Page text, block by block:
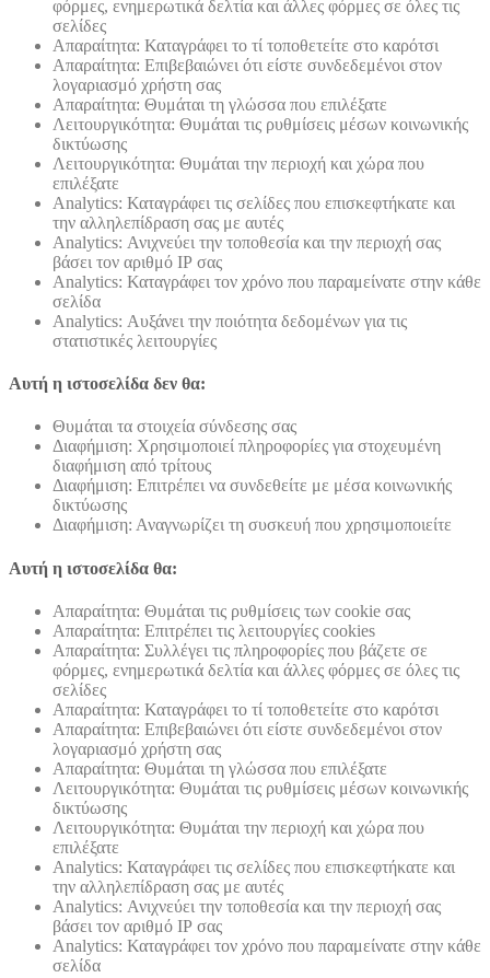
φόρμες, ενημερωτικά δελτία και άλλες φόρμες σε όλες τις
σελίδες
Απαραίτητα: Καταγράφει το τί τοποθετείτε στο καρότσι
Απαραίτητα: Επιβεβαιώνει ότι είστε συνδεδεμένοι στον
λογαριασμό χρήστη σας
Απαραίτητα: Θυμάται τη γλώσσα που επιλέξατε
Λειτουργικότητα: Θυμάται τις ρυθμίσεις μέσων κοινωνικής
δικτύωσης
Λειτουργικότητα: Θυμάται την περιοχή και χώρα που
επιλέξατε
Analytics: Καταγράφει τις σελίδες που επισκεφτήκατε και
την αλληλεπίδραση σας με αυτές
Analytics: Ανιχνεύει την τοποθεσία και την περιοχή σας
βάσει τον αριθμό ΙΡ σας
Analytics: Καταγράφει τον χρόνο που παραμείνατε στην κάθε
σελίδα
Analytics: Αυξάνει την ποιότητα δεδομένων για τις
στατιστικές λειτουργίες
Αυτή η ιστοσελίδα δεν θα:
Θυμάται τα στοιχεία σύνδεσης σας
Διαφήμιση: Χρησιμοποιεί πληροφορίες για στοχευμένη
διαφήμιση από τρίτους
Διαφήμιση: Επιτρέπει να συνδεθείτε με μέσα κοινωνικής
δικτύωσης
Διαφήμιση: Αναγνωρίζει τη συσκευή που χρησιμοποιείτε
Αυτή η ιστοσελίδα θα:
Απαραίτητα: Θυμάται τις ρυθμίσεις των cookie σας
Απαραίτητα: Επιτρέπει τις λειτουργίες cookies
Απαραίτητα: Συλλέγει τις πληροφορίες που βάζετε σε
φόρμες, ενημερωτικά δελτία και άλλες φόρμες σε όλες τις
σελίδες
Απαραίτητα: Καταγράφει το τί τοποθετείτε στο καρότσι
Απαραίτητα: Επιβεβαιώνει ότι είστε συνδεδεμένοι στον
λογαριασμό χρήστη σας
Απαραίτητα: Θυμάται τη γλώσσα που επιλέξατε
Λειτουργικότητα: Θυμάται τις ρυθμίσεις μέσων κοινωνικής
δικτύωσης
Λειτουργικότητα: Θυμάται την περιοχή και χώρα που
επιλέξατε
Analytics: Καταγράφει τις σελίδες που επισκεφτήκατε και
την αλληλεπίδραση σας με αυτές
Analytics: Ανιχνεύει την τοποθεσία και την περιοχή σας
βάσει τον αριθμό ΙΡ σας
Analytics: Καταγράφει τον χρόνο που παραμείνατε στην κάθε
σελίδα